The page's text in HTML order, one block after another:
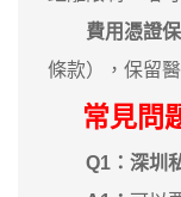
費用憑證
條款），保留
常見問
Q1：深圳